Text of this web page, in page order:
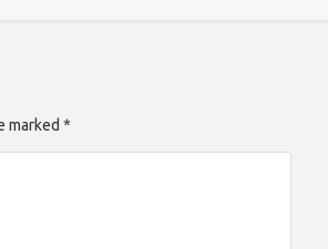
marked *